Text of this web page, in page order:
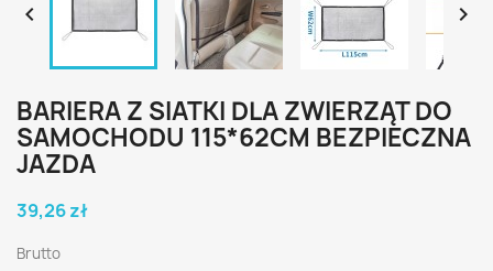
 
BARIERA Z SIATKI DLA ZWIERZĄT DO
SAMOCHODU 115*62CM BEZPIECZNA
JAZDA
39,26 zł
Brutto